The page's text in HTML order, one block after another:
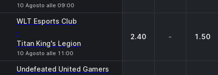
10 Agosto alle 09:00
WLT Esports Club
-
Titan King's Legion
10 Agosto alle 11:00
2.40 - 1.50
Undefeated United Gamers